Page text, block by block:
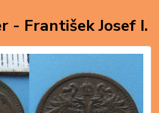
- František Josef I.